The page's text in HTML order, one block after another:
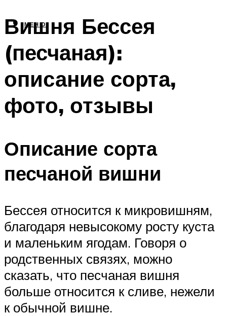
МЕНЮ
Вишня Бессея
(песчаная):
описание сорта,
фото, отзывы
Описание сорта
песчаной вишни
Бессея относится к микровишням,
благодаря невысокому росту куста
и маленьким ягодам. Говоря о
родственных связях, можно
сказать, что песчаная вишня
больше относится к сливе, нежели
к обычной вишне.